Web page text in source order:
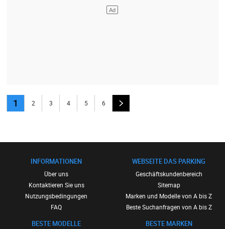
1 2 3 4 5 6
INFORMATIONEN
Über uns
Kontaktieren Sie uns
Nutzungsbedingungen
FAQ
BESTE MODELLE
WEBSEITE DAS PARKING
Geschäftskundenbereich
Sitemap
Marken und Modelle von A bis Z
Beste Suchanfragen von A bis Z
BESTE MARKEN